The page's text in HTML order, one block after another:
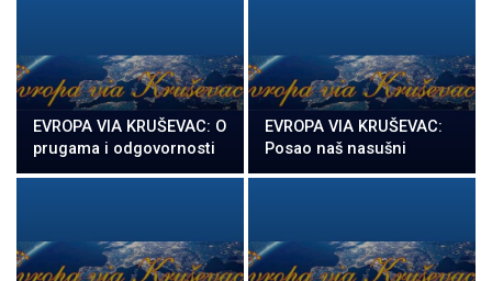
EVROPA VIA KRUŠEVAC: O
prugama i odgovornosti
EVROPA VIA KRUŠEVAC:
Posao naš nasušni